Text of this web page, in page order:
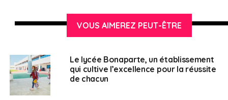
Français au Qatar
VOUS AIMEREZ PEUT-ÊTRE
Le lycée Bonaparte, un établissement
qui cultive l’excellence pour la réussite
de chacun